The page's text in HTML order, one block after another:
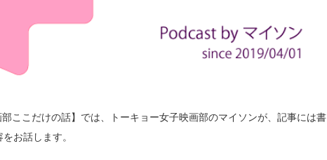
ここだけの話】では、トーキョー女子映画部のマイソンが、記事には書
お話します。